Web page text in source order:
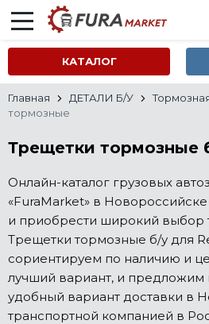
КАТАЛОГ
Главная ДЕТАЛИ Б/У
тормозные
Трещетки тормозные
Онлайн-каталог грузовых
«FuraMarket» в
и приобрести широкий выбор
Трещетки тормозные б/у для
сориентируем по наличию и
лучший вариант, и предложим
удобный вариант доставки в
транспортной компанией в